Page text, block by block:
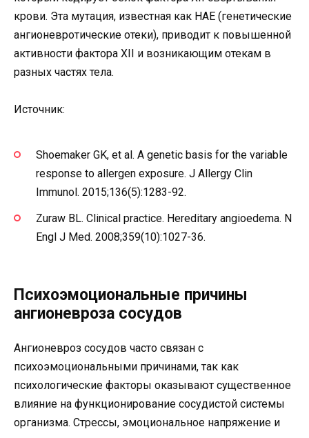
крови. Эта мутация, известная как HAE (генетические
ангионевротические отеки), приводит к повышенной
активности фактора XII и возникающим отекам в
разных частях тела.
Источник:
Shoemaker GK, et al. A genetic basis for the variable
response to allergen exposure. J Allergy Clin
Immunol. 2015;136(5):1283-92.
Zuraw BL. Clinical practice. Hereditary angioedema. N
Engl J Med. 2008;359(10):1027-36.
Психоэмоциональные причины
ангионевроза сосудов
Ангионевроз сосудов часто связан с
психоэмоциональными причинами, так как
психологические факторы оказывают существенное
влияние на функционирование сосудистой системы
организма. Стрессы, эмоциональное напряжение и